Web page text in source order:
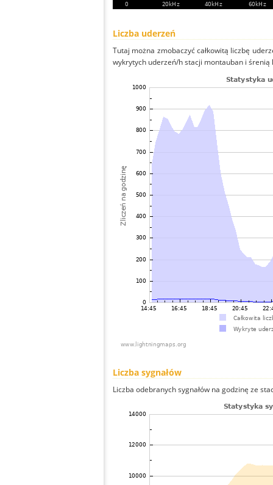
Liczba uderzeń
Tutaj można zmobaczyć całkowitą liczbę
wykrytych uderzeń/h stacji montauban i
Liczba sygnałów
Liczba odebranych sygnałów na godzinę ze